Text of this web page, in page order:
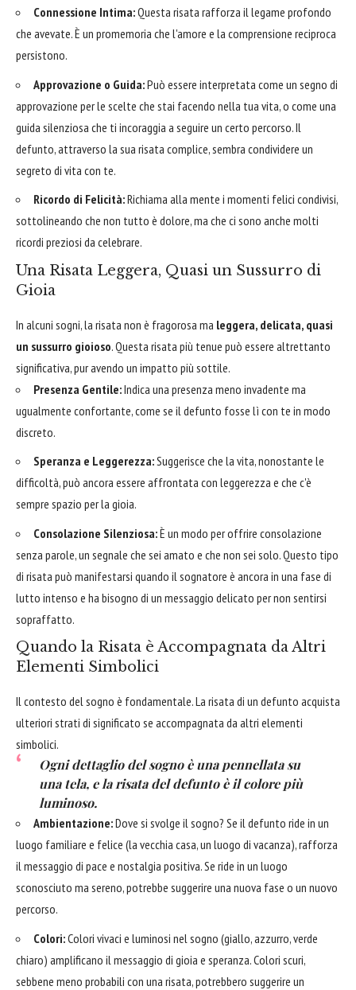
Connessione Intima:Questa risata rafforza il legame profondo
che avevate. È un promemoria che l'amore e la comprensione reciproca
persistono.
Approvazione o Guida:Può essere interpretata come un segno di
approvazione per le scelte che stai facendo nella tua vita, o come una
guida silenziosa che ti incoraggia a seguire un certo percorso. Il
defunto, attraverso la sua risata complice, sembra condividere un
segreto di vita con te.
Ricordo di Felicità:Richiama alla mente i momenti felici condivisi,
sottolineando che non tutto è dolore, ma che ci sono anche molti
ricordi preziosi da celebrare.
Una Risata Leggera, Quasi un Sussurro di
Gioia
In alcuni sogni, la risata non è fragorosa ma leggera, delicata, quasi
un sussurro gioioso. Questa risata più tenue può essere altrettanto
significativa, pur avendo un impatto più sottile.
Presenza Gentile:Indica una presenza meno invadente ma
ugualmente confortante, come se il defunto fosse lì con te in modo
discreto.
Speranza e Leggerezza:Suggerisce che la vita, nonostante le
difficoltà, può ancora essere affrontata con leggerezza e che c'è
sempre spazio per la gioia.
Consolazione Silenziosa:È un modo per offrire consolazione
senza parole, un segnale che sei amato e che non sei solo. Questo tipo
di risata può manifestarsi quando il sognatore è ancora in una fase di
lutto intenso e ha bisogno di un messaggio delicato per non sentirsi
sopraffatto.
Quando la Risata è Accompagnata da Altri
Elementi Simbolici
Il contesto del sogno è fondamentale. La risata di un defunto acquista
ulteriori strati di significato se accompagnata da altri elementi
simbolici.
Ogni dettaglio del sogno è una pennellata su
una tela, e la risata del defunto è il colore più
luminoso.
Ambientazione:Dove si svolge il sogno? Se il defunto ride in un
luogo familiare e felice (la vecchia casa, un luogo di vacanza), rafforza
il messaggio di pace e nostalgia positiva. Se ride in un luogo
sconosciuto ma sereno, potrebbe suggerire una nuova fase o un nuovo
percorso.
Colori:Colori vivaci e luminosi nel sogno (giallo, azzurro, verde
chiaro) amplificano il messaggio di gioia e speranza. Colori scuri,
sebbene meno probabili con una risata, potrebbero suggerire un